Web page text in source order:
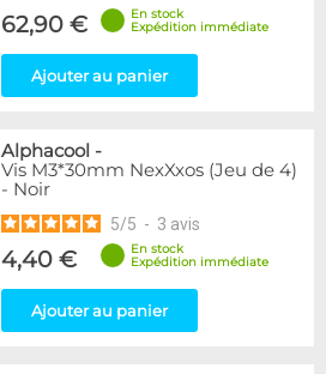
62,90 €
En stock
Expédition immédiate
Ajouter au panier
Alphacool -
Vis M3*30mm NexXxos (Jeu de 4)
- Noir
5/5 - 3 avis
4,40 €
En stock
Expédition immédiate
Ajouter au panier